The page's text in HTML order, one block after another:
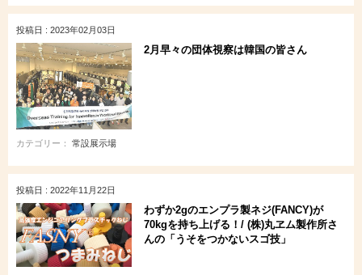
投稿日 : 2023年02月03日
2月早々の団体視察は韓国の皆さん
カテゴリー： 常設展示場
投稿日 : 2022年11月22日
わずか2gのエンプラ製ネジ(FANCY)が
70kgを持ち上げる！/ (株)丸ヱム製作所さ
んの「うそをつかないスゴ技」